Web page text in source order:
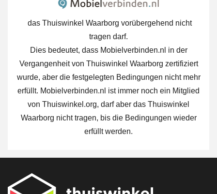
das Thuiswinkel Waarborg vorübergehend nicht
tragen darf.
Dies bedeutet, dass Mobielverbinden.nl in der
Vergangenheit von Thuiswinkel Waarborg zertifiziert
wurde, aber die festgelegten Bedingungen nicht mehr
erfüllt. Mobielverbinden.nl ist immer noch ein Mitglied
von Thuiswinkel.org, darf aber das Thuiswinkel
Waarborg nicht tragen, bis die Bedingungen wieder
erfüllt werden.